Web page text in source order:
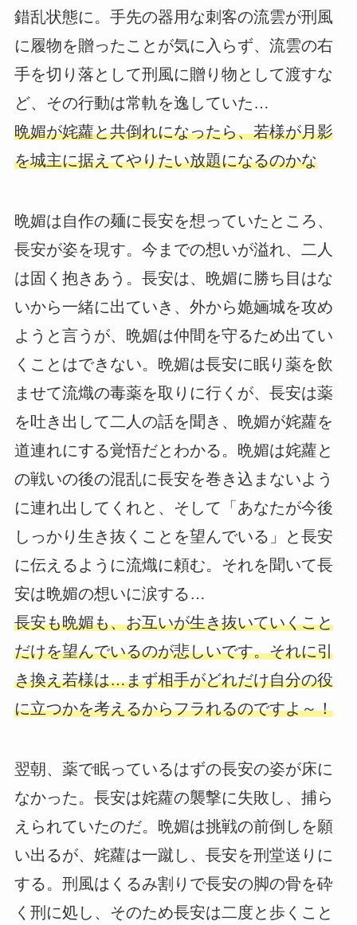
錯乱状態に。手先の器用な刺客の流雲が刑風
に履物を贈ったことが気に入らず、流雲の右
手を切り落として刑風に贈り物として渡すな
ど、その行動は常軌を逸していた…
晩媚が姹蘿と共倒れになったら、若様が月影
を城主に据えてやりたい放題になるのかな
晩媚は自作の麺に長安を想っていたところ、
長安が姿を現す。今までの想いが溢れ、二人
は固く抱きあう。長安は、晩媚に勝ち目はな
いから一緒に出ていき、外から姽婳城を攻め
ようと言うが、晩媚は仲間を守るため出てい
くことはできない。晩媚は長安に眠り薬を飲
ませて流熾の毒薬を取りに行くが、長安は薬
を吐き出して二人の話を聞き、晩媚が姹蘿を
道連れにする覚悟だとわかる。晩媚は姹蘿と
の戦いの後の混乱に長安を巻き込まないよう
に連れ出してくれと、そして「あなたが今後
しっかり生き抜くことを望んでいる」と長安
に伝えるように流熾に頼む。それを聞いて長
安は晩媚の想いに涙する…
長安も晩媚も、お互いが生き抜いていくこと
だけを望んでいるのが悲しいです。それに引
き換え若様は…まず相手がどれだけ自分の役
に立つかを考えるからフラれるのですよ～！
翌朝、薬で眠っているはずの長安の姿が床に
なかった。長安は姹蘿の襲撃に失敗し、捕ら
えられていたのだ。晩媚は挑戦の前倒しを願
い出るが、姹蘿は一蹴し、長安を刑堂送りに
する。刑風はくるみ割りで長安の脚の骨を砕
く刑に処し、そのため長安は二度と歩くこと